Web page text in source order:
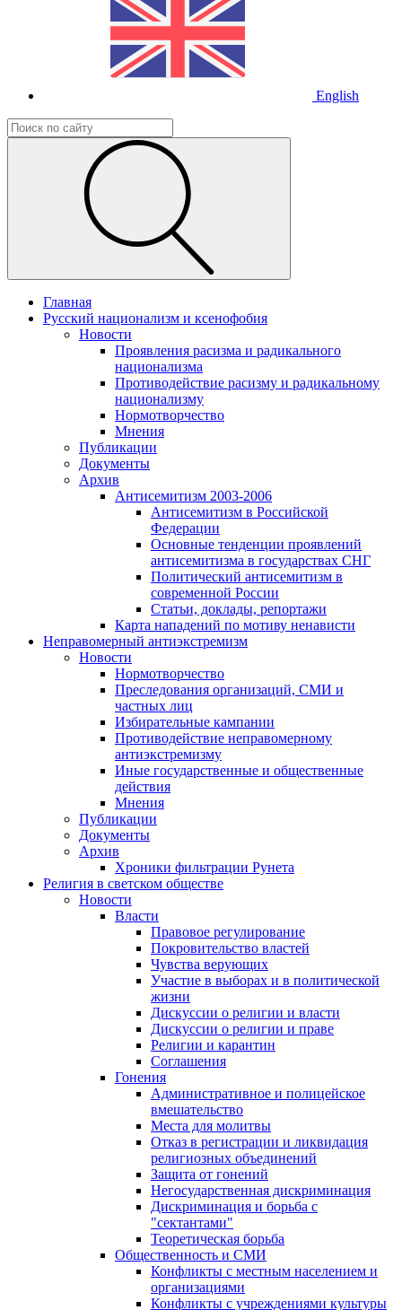
English
Главная
Русский национализм и ксенофобия
Новости
Проявления расизма и радикального
национализма
Противодействие расизму и радикальному
национализму
Нормотворчество
Мнения
Публикации
Документы
Архив
Антисемитизм 2003-2006
Антисемитизм в Российской
Федерации
Основные тенденции проявлений
антисемитизма в государствах СНГ
Политический антисемитизм в
современной России
Статьи, доклады, репортажи
Карта нападений по мотиву ненависти
Неправомерный антиэкстремизм
Новости
Нормотворчество
Преследования организаций, СМИ и
частных лиц
Избирательные кампании
Противодействие неправомерному
антиэкстремизму
Иные государственные и общественные
действия
Мнения
Публикации
Документы
Архив
Хроники фильтрации Рунета
Религия в светском обществе
Новости
Власти
Правовое регулирование
Покровительство властей
Чувства верующих
Участие в выборах и в политической
жизни
Дискуссии о религии и власти
Дискуссии о религии и праве
Религии и карантин
Соглашения
Гонения
Административное и полицейское
вмешательство
Места для молитвы
Отказ в регистрации и ликвидация
религиозных объединений
Защита от гонений
Негосударственная дискриминация
Дискриминация и борьба с
"сектантами"
Теоретическая борьба
Общественность и СМИ
Конфликты с местным населением и
организациями
Конфликты с учреждениями культуры